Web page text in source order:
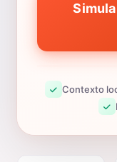
Contexto